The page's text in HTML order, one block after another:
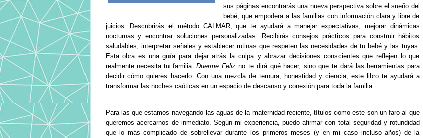
sus páginas encontrarás una nueva perspectiva sobre el sueño del
bebé, que empodera a las familias con información clara y libre de
juicios. Descubrirás el método CALMAR, que te ayudará a manejar expectativas, mejorar dinámicas
nocturnas y encontrar soluciones personalizadas. Recibirás consejos prácticos para construir hábitos
saludables, interpretar señales y establecer rutinas que respeten las necesidades de tu bebé y las tuyas.
Esta obra es una guía para dejar atrás la culpa y abrazar decisiones conscientes que reflejen lo que
realmente necesita tu familia.Duerme Felizno te dirá qué hacer, sino que te dará las herramientas para
decidir cómo quieres hacerlo. Con una mezcla de ternura, honestidad y ciencia, este libro te ayudará a
transformar las noches caóticas en un espacio de descanso y conexión para toda la familia.
Para las que estamos navegando las aguas de la maternidad reciente, títulos como este son un faro al que
queremos acercarnos de inmediato. Según mi experiencia, puedo afirmar con total seguridad y rotundidad
que lo más complicado de sobrellevar durante los primeros meses (y en mi caso incluso años) de la